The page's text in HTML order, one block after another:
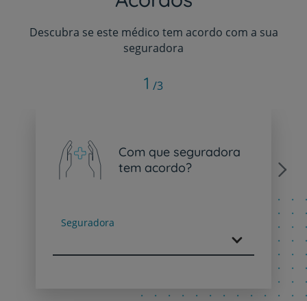
Descubra se este médico tem acordo com a sua
seguradora
Com que seguradora
tem acordo?
Seguradora
Next
1 /3